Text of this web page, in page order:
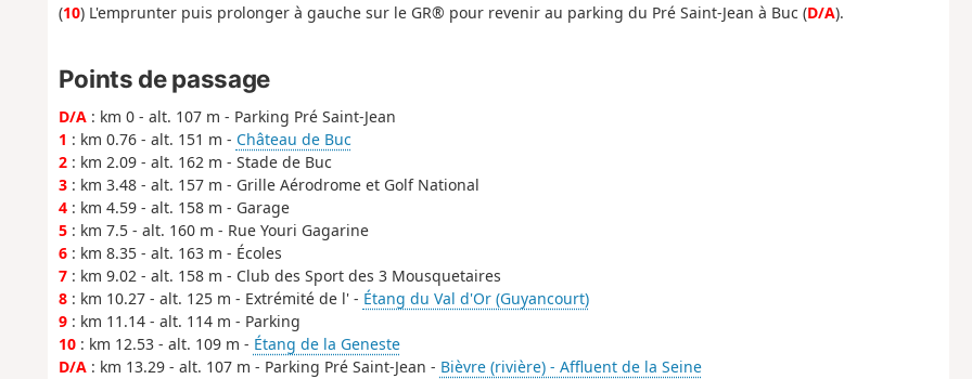
(10) L'emprunter puis prolonger à gauche sur le GR® pour revenir au parking du Pré Saint-Jean à Buc (D/A).
Points de passage
D/A: km 0 - alt. 107 m - Parking Pré Saint-Jean
1 : km 0.76 - alt. 151 m - Château de Buc
2: km 2.09 - alt. 162 m - Stade de Buc
3: km 3.48 - alt. 157 m - Grille Aérodrome et Golf National
4: km 4.59 - alt. 158 m - Garage
5: km 7.5 - alt. 160 m - Rue Youri Gagarine
6: km 8.35 - alt. 163 m - Écoles
7: km 9.02 - alt. 158 m - Club des Sport des 3 Mousquetaires
8: km 10.27 - alt. 125 m - Extrémité de l' - Étang du Val d'Or (Guyancourt)
9: km 11.14 - alt. 114 m - Parking
10: km 12.53 - alt. 109 m - Étang de la Geneste
D/A: km 13.29 - alt. 107 m - Parking Pré Saint-Jean - Bièvre (rivière) - Affluent de la Seine